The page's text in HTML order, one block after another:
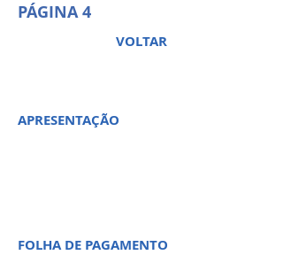
PÁGINA 4
VOLTAR
APRESENTAÇÃO
FOLHA DE PAGAMENTO